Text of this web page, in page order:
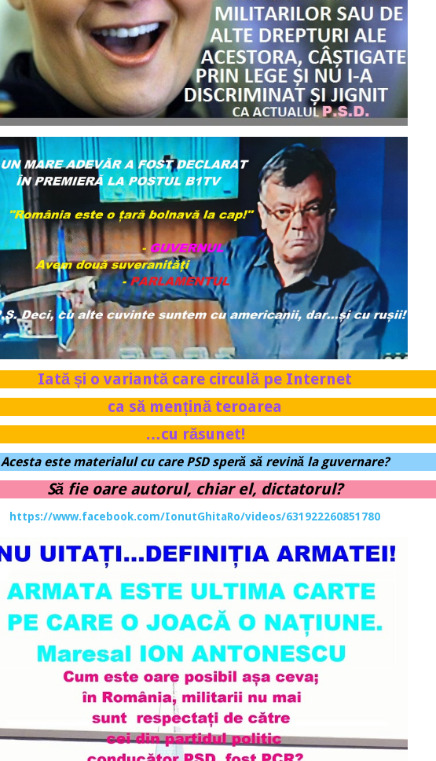
Iată și o variantă care circulă pe Internet
ca să mențină teroarea
…cu răsunet!
Acesta este materialul cu care PSD speră să revină la guvernare?
Să fie oare autorul, chiar el, dictatorul?
https://www.facebook.com/IonutGhitaRo/videos/631922260851780